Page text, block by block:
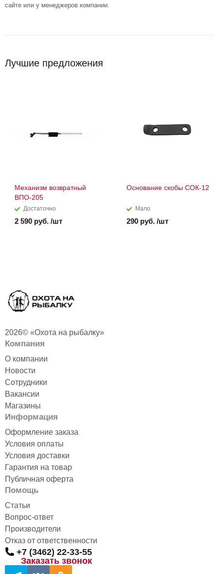
сайте или у менеджеров компании.
Лучшие предложения
Механизм возвратный
ВПО-205
Достаточно
2 590 руб. /шт
Основание скобы СОК-12
Мало
290 руб. /шт
2026© «Охота на рыбалку»
Компания
О компании
Новости
Сотрудники
Вакансии
Магазины
Информация
Оформление заказа
Условия оплаты
Условия доставки
Гарантия на товар
Публичная оферта
Помощь
Статьи
Вопрос-ответ
Производители
Отказ от ответственности
+7 (3462) 22-33-55
Заказать звонок